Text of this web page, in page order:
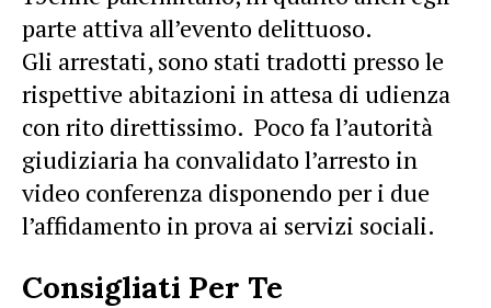
parte attiva all’evento delittuoso.
Gli arrestati, sono stati tradotti presso le
rispettive abitazioni in attesa di udienza
con rito direttissimo. Poco fa l’autorità
giudiziaria ha convalidato l’arresto in
video conferenza disponendo per i due
l’affidamento in prova ai servizi sociali.
Consigliati Per Te